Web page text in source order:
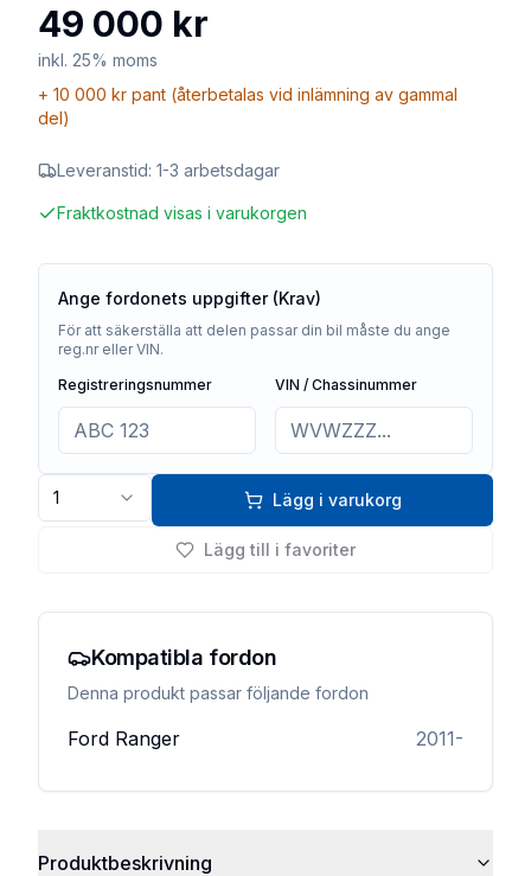
49 000 kr
inkl. 25% moms
+ 10 000 kr pant (återbetalas vid inlämning av gammal
del)
Leveranstid: 1-3 arbetsdagar
Fraktkostnad visas i varukorgen
Ange fordonets uppgifter (Krav)
För att säkerställa att delen passar din bil måste du ange
reg.nr eller VIN.
Registreringsnummer
VIN / Chassinummer
1 Lägg i varukorg
Lägg till i favoriter
Kompatibla fordon
Denna produkt passar följande fordon
Ford Ranger 2011-
Produktbeskrivning